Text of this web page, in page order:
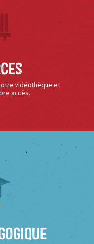
vidéothèque et
accès.